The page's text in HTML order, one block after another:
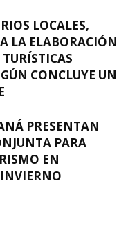
LOCALES,
LA ELABORACIÓN
TURÍSTICAS
CONCLUYE UN
PRESENTAN
PARA
EN